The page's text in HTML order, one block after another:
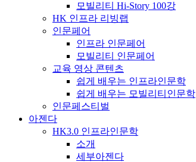
모빌리티 Hi-Story 100강
HK 인프라 리빙랩
인문페어
인프라 인문페어
모빌리티 인문페어
교육 영상 콘텐츠
쉽게 배우는 인프라인문학
쉽게 배우는 모빌리티인문학
인문페스티벌
아젠다
HK3.0 인프라인문학
소개
세부아젠다